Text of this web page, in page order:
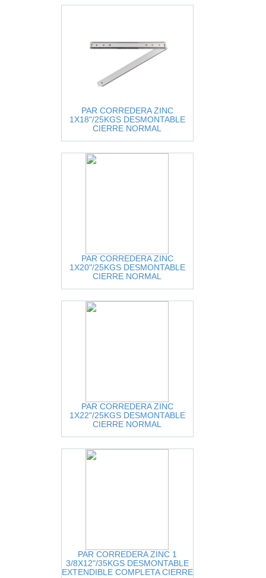
PAR CORREDERA ZINC
1X18"/25KGS DESMONTABLE
CIERRE NORMAL
PAR CORREDERA ZINC
1X20"/25KGS DESMONTABLE
CIERRE NORMAL
PAR CORREDERA ZINC
1X22"/25KGS DESMONTABLE
CIERRE NORMAL
PAR CORREDERA ZINC 1
3/8X12"/35KGS DESMONTABLE
EXTENDIBLE COMPLETA CIERRE